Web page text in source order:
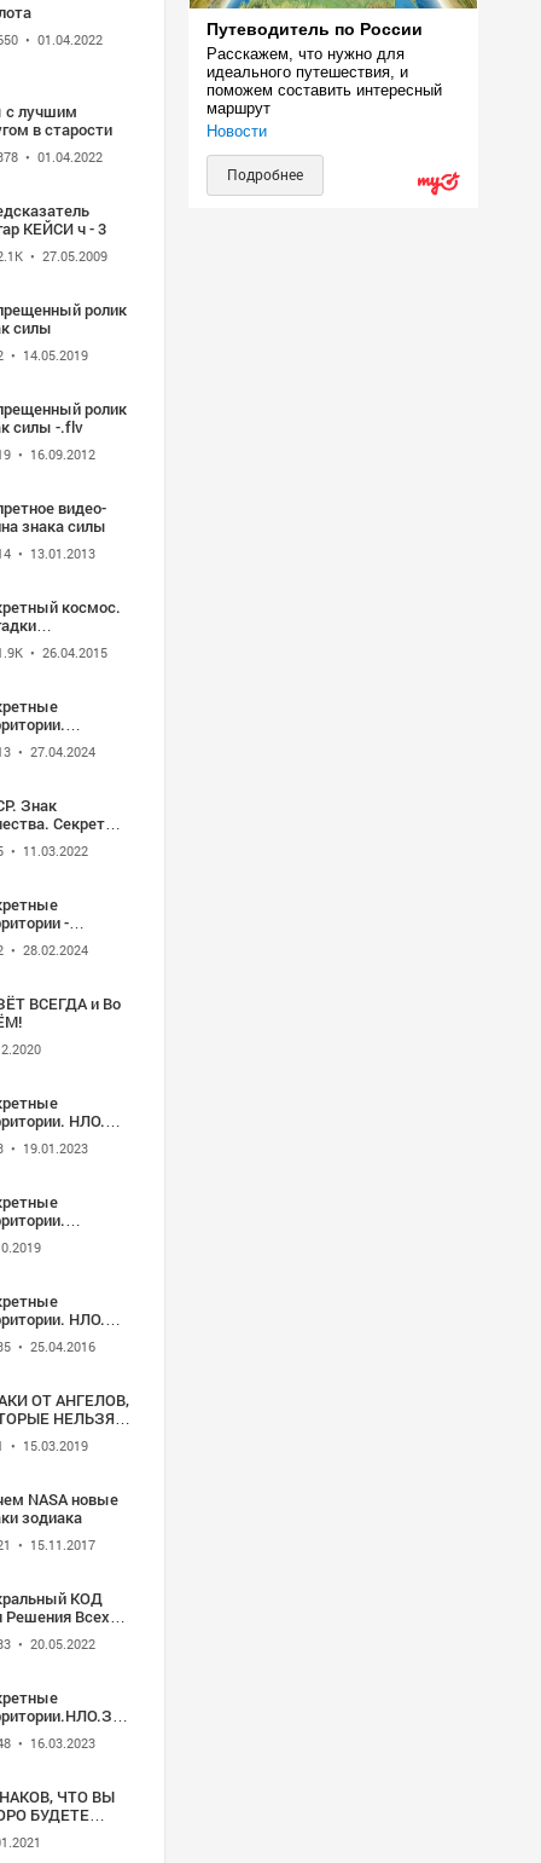
• 01.04.2022
лучшим
в старости
• 01.04.2022
КЕЙСИ ч - 3
• 27.05.2009
ролик
силы
• 14.05.2019
ролик
силы -.flv
• 16.09.2012
видео-
знака силы
• 13.01.2013
космос.
на ТВ.
• 26.04.2015
сила (HD
• 27.04.2024
Знак
Секреты
Медицины
Серия 46.
• 11.03.2022
-
черных сил
HD
• 28.02.2024
ВСЕГДА и Во
НЛО.
• 19.01.2023
Вселенной
НЛО.
(HD
• 25.04.2016
ОТ АНГЕЛОВ,
НЕЛЬЗЯ
• 15.03.2019
NASA новые
зодиака
• 15.11.2017
КОД
Решения Всех
| Сила
• 20.05.2022
HD
• 16.03.2023
ЧТО ВЫ
БУДЕТЕ
- Сила в
Путеводитель по России
Расскажем, что нужно для
идеального путешествия, и
поможем составить интересный
маршрут
Новости
Подробнее